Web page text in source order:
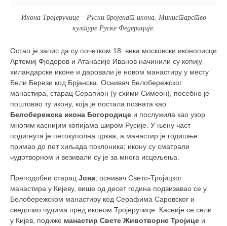
Икона Тројеручице – Руски пројекат икона, Министарство
културе Руске Федерације.
Остао је запис да су почетком 18. века московски иконописци
Артемиј Фјодоров и Атанасије Иванов начинили су копију
хиландарске иконе и даровали је новом манастиру у месту
Бели Берези код Брјанска. Оснивач Белобережског
манастира, старац Серапион (у схими Симеон), посебно је
поштовaо ту икону, која је постала позната као
Белобережска икона Богородице и послужила као узор
многим каснијим копијама широм Русије. У њену част
подигнута је петокуполна црква, а манастир је годишње
примао до пет хиљада поклоника; икону су сматрали
чудотворном и везивали су је за многа исцељења.
Преподобни старац Јона , оснивач Свето-Тројицког
манастира у Кијеву, више од десет година подвизавао се у
Белобережском манастиру код Серафима Саровског и
сведочио чудима пред иконом Тројеручице. Касније се сели
у Кијев, подиже манастир Свете Животворне Тројице и